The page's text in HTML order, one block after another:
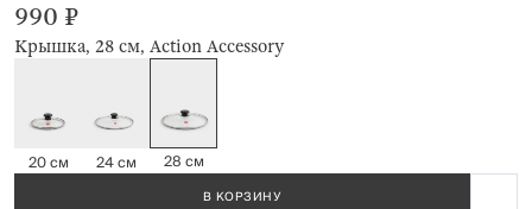
Крышка, 28 см, Action Accessory
990 ₽
20 см 24 см 28 см
В КОРЗИНУ